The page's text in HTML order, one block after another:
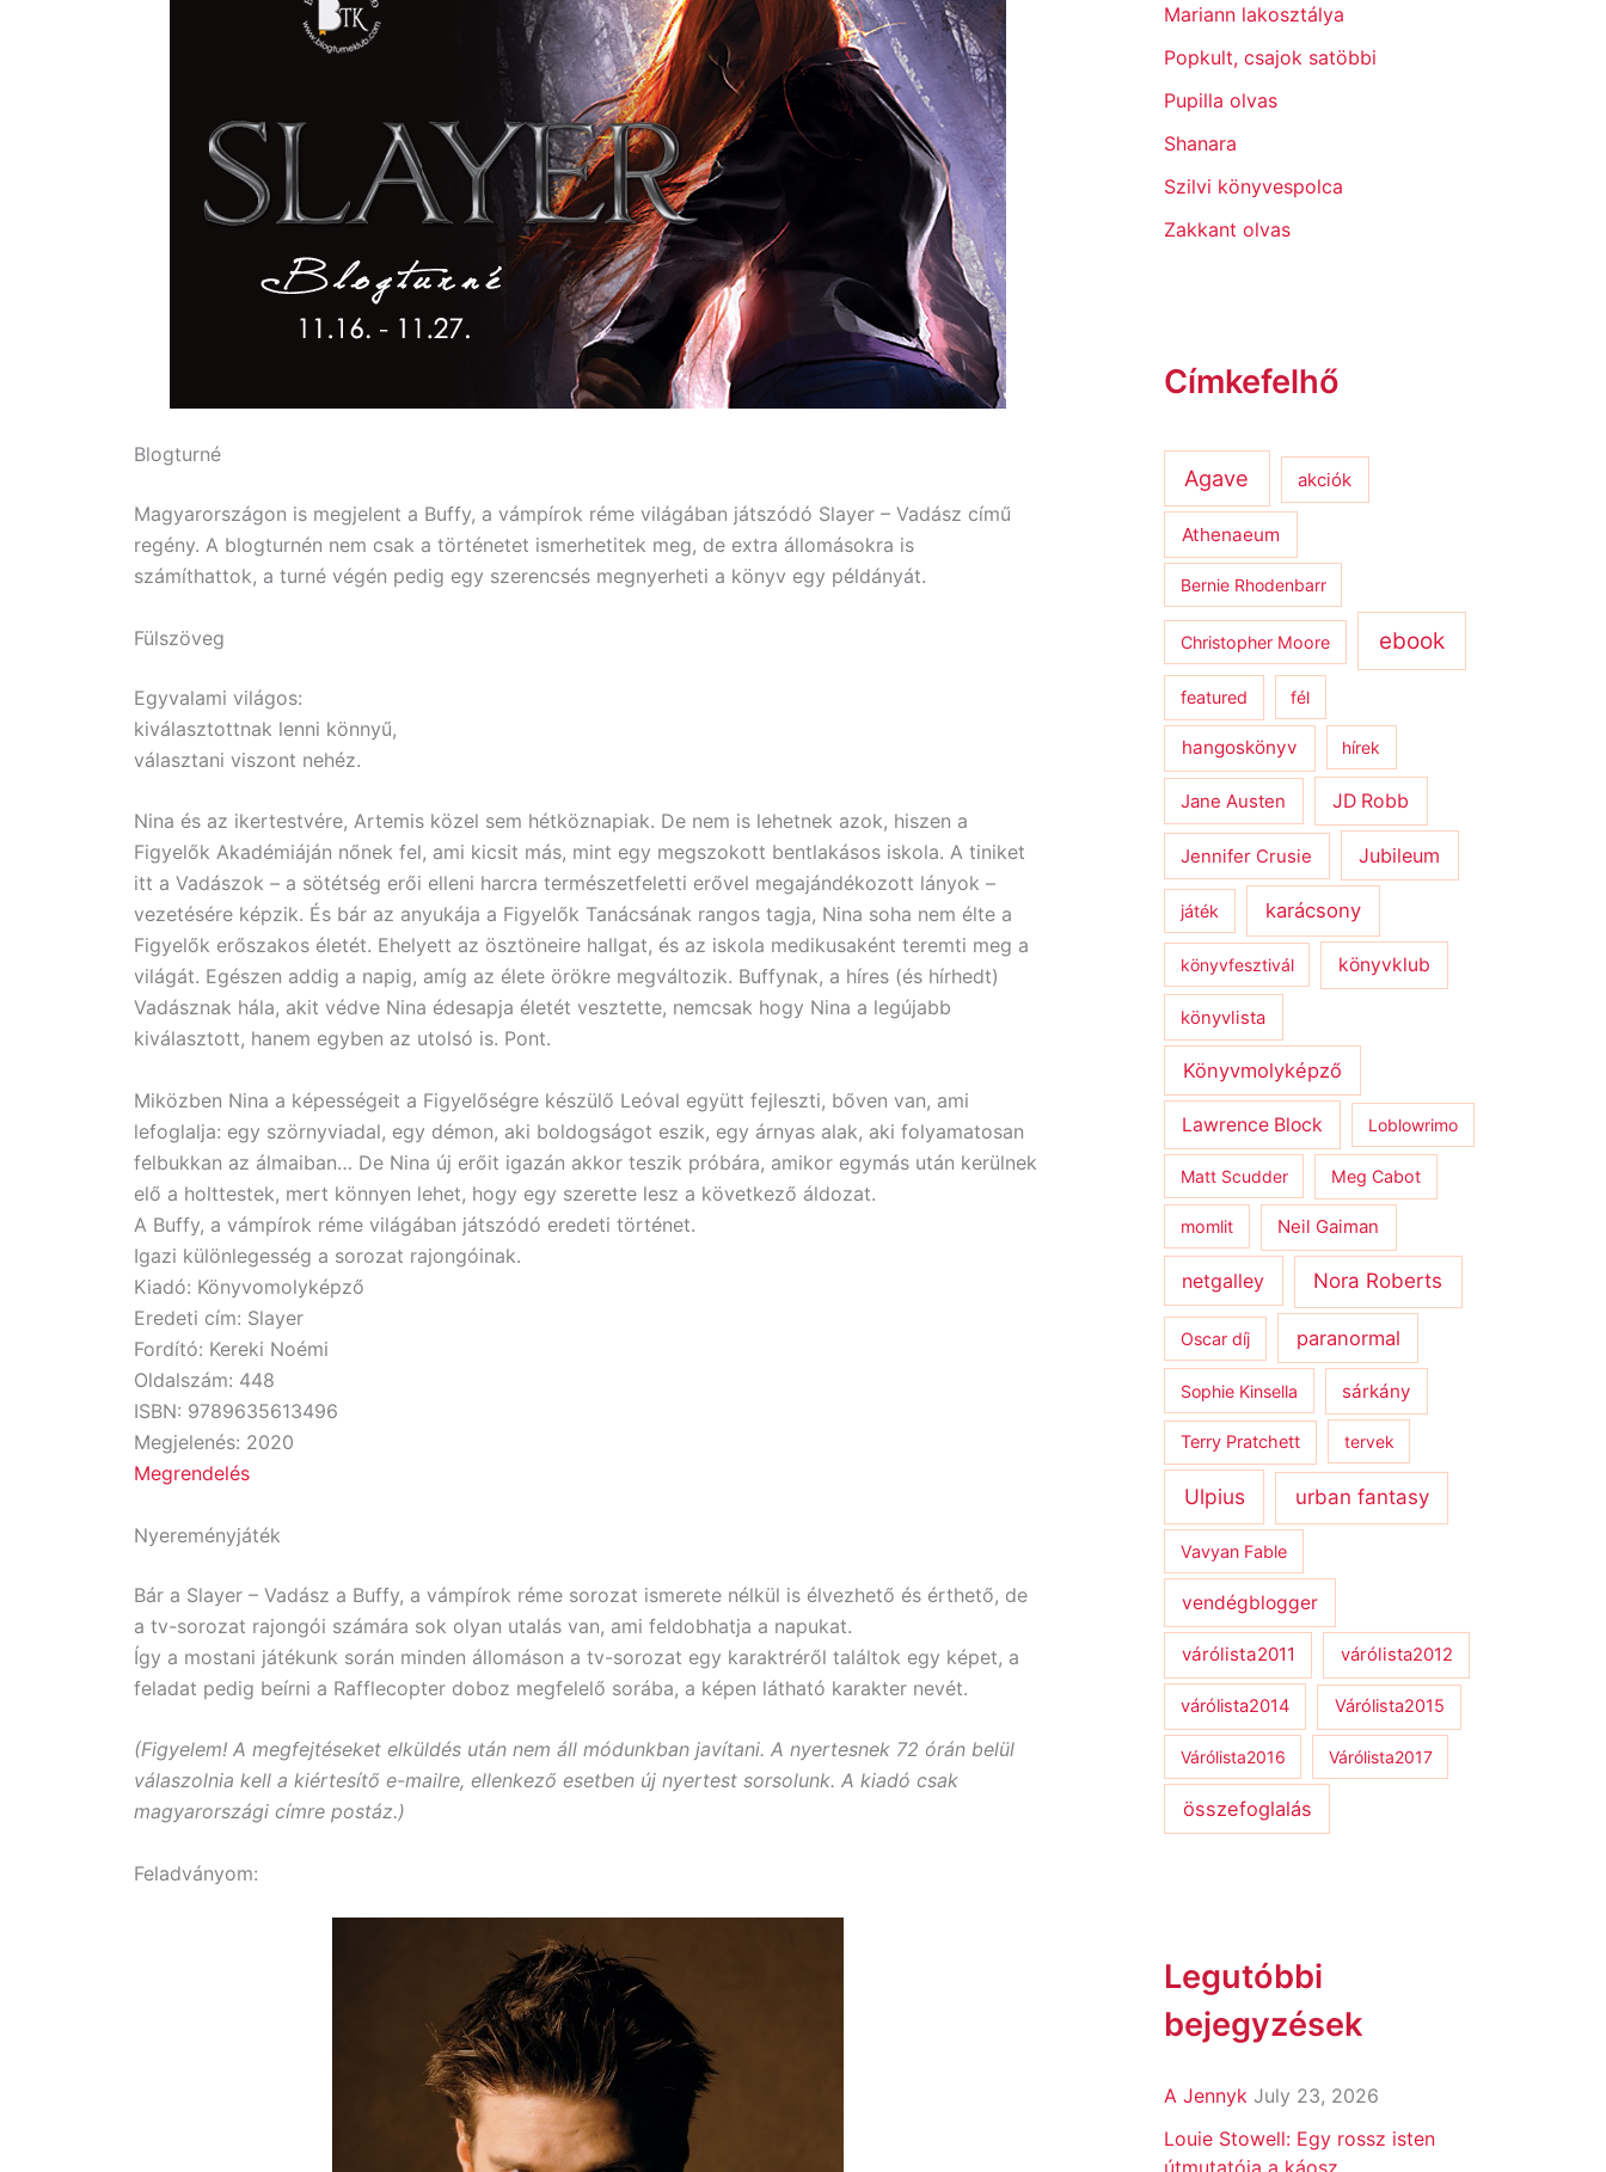
Blogturné
Magyarországon is megjelent a Buffy, a vámpírok réme világában játszódó Slayer – Vadász című
regény. A blogturnén nem csak a történetet ismerhetitek meg, de extra állomásokra is
számíthattok, a turné végén pedig egy szerencsés megnyerheti a könyv egy példányát.
Fülszöveg
Egyvalami világos:
kiválasztottnak lenni könnyű,
választani viszont nehéz.
Nina és az ikertestvére, Artemis közel sem hétköznapiak. De nem is lehetnek azok, hiszen a
Figyelők Akadémiáján nőnek fel, ami kicsit más, mint egy megszokott bentlakásos iskola. A tiniket
itt a Vadászok – a sötétség erői elleni harcra természetfeletti erővel megajándékozott lányok –
vezetésére képzik. És bár az anyukája a Figyelők Tanácsának rangos tagja, Nina soha nem élte a
Figyelők erőszakos életét. Ehelyett az ösztöneire hallgat, és az iskola medikusaként teremti meg a
világát. Egészen addig a napig, amíg az élete örökre megváltozik. Buffynak, a híres (és hírhedt)
Vadásznak hála, akit védve Nina édesapja életét vesztette, nemcsak hogy Nina a legújabb
kiválasztott, hanem egyben az utolsó is. Pont.
Miközben Nina a képességeit a Figyelőségre készülő Leóval együtt fejleszti, bőven van, ami
lefoglalja: egy szörnyviadal, egy démon, aki boldogságot eszik, egy árnyas alak, aki folyamatosan
felbukkan az álmaiban… De Nina új erőit igazán akkor teszik próbára, amikor egymás után kerülnek
elő a holttestek, mert könnyen lehet, hogy egy szerette lesz a következő áldozat.
A Buffy, a vámpírok réme világában játszódó eredeti történet.
Igazi különlegesség a sorozat rajongóinak.
Kiadó: Könyvomolyképző
Eredeti cím: Slayer
Fordító: Kereki Noémi
Oldalszám: 448
ISBN: 9789635613496
Megjelenés: 2020
Megrendelés
Nyereményjáték
Bár a Slayer – Vadász a Buffy, a vámpírok réme sorozat ismerete nélkül is élvezhető és érthető, de
a tv-sorozat rajongói számára sok olyan utalás van, ami feldobhatja a napukat.
Így a mostani játékunk során minden állomáson a tv-sorozat egy karaktréről találtok egy képet, a
feladat pedig beírni a Rafflecopter doboz megfelelő sorába, a képen látható karakter nevét.
(Figyelem! A megfejtéseket elküldés után nem áll módunkban javítani. A nyertesnek 72 órán belül
válaszolnia kell a kiértesítő e-mailre, ellenkező esetben új nyertest sorsolunk. A kiadó csak
magyarországi címre postáz.)
Feladványom:
Mariann lakosztálya
Popkult, csajok satöbbi
Pupilla olvas
Shanara
Szilvi könyvespolca
Zakkant olvas
Címkefelhő
Agave akciók
Athenaeum
Bernie Rhodenbarr
Christopher Moore ebook
featured fél
hangoskönyv hírek
Jane Austen JD Robb
Jennifer Crusie Jubileum
játék karácsony
könyvfesztivál könyvklub
könyvlista
Könyvmolyképző
Lawrence Block Loblowrimo
Matt Scudder Meg Cabot
momlit Neil Gaiman
netgalley Nora Roberts
Oscar díj paranormal
Sophie Kinsella sárkány
Terry Pratchett tervek
Ulpius urban fantasy
Vavyan Fable
vendégblogger
várólista2011 várólista2012
várólista2014 Várólista2015
Várólista2016 Várólista2017
összefoglalás
Legutóbbi
bejegyzések
A Jennyk July 23, 2026
Louie Stowell: Egy ​rossz isten